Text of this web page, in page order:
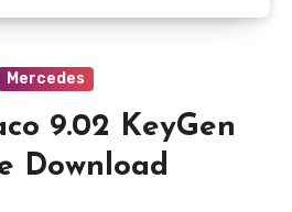
Mercedes
9.02 KeyGen
Download